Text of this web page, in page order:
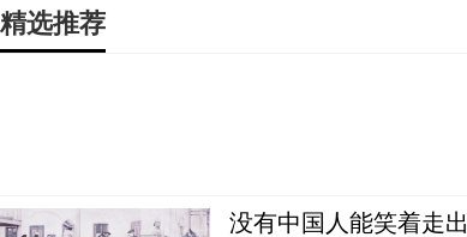
精选推荐
没有中国人能笑着走